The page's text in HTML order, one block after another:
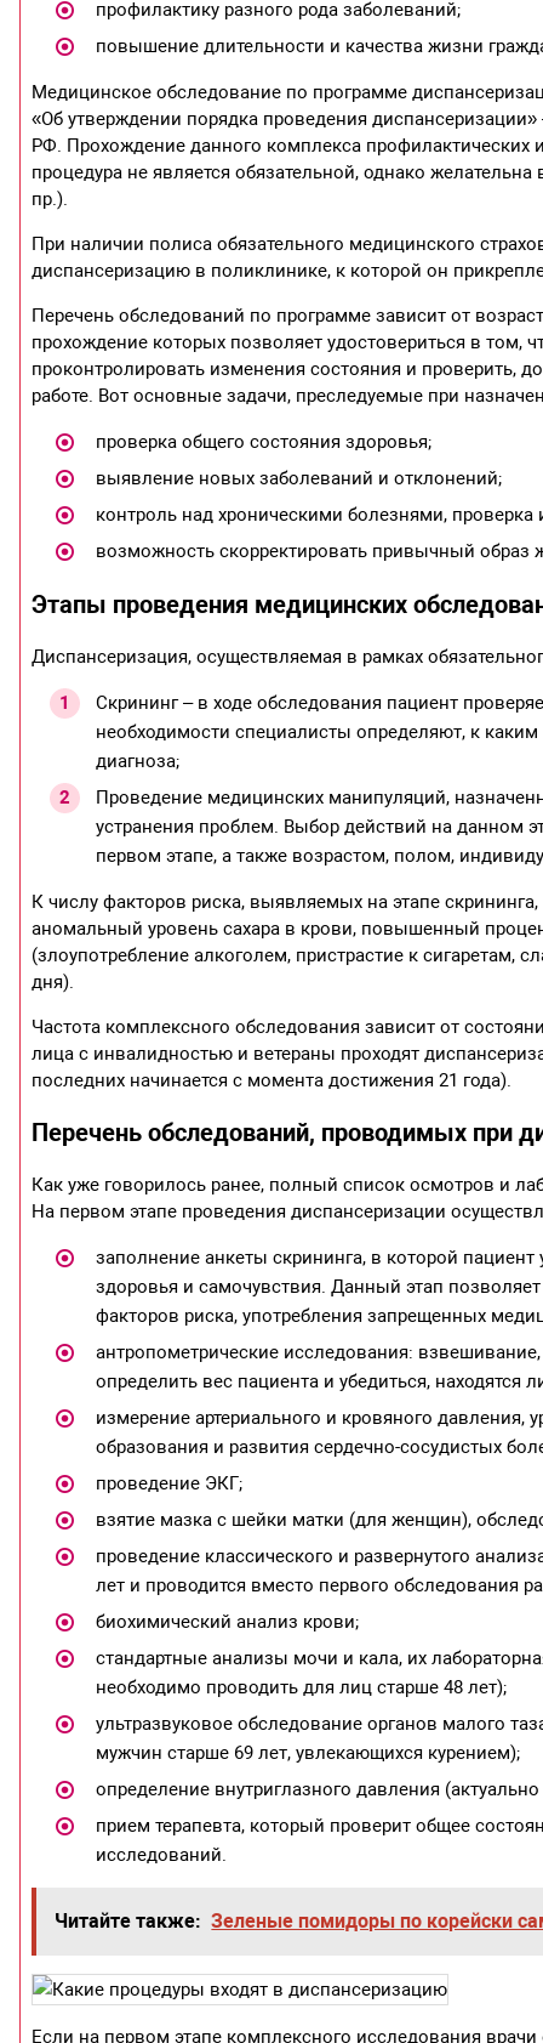
профилактику разного рода заболеваний;
повышение длительности и качества жизни
Медицинское обследование по программе
«Об утверждении порядка проведения
РФ. Прохождение данного комплекса
процедура не является обязательной, однако
пр.).
При наличии полиса обязательного медицинского
диспансеризацию в поликлинике, к которой он
Перечень обследований по программе зависит от
прохождение которых позволяет удостовериться в том,
проконтролировать изменения состояния и проверить,
работе. Вот основные задачи, преследуемые при
проверка общего состояния здоровья;
выявление новых заболеваний и отклонений;
контроль над хроническими болезнями, проверка
возможность скорректировать привычный образ
Этапы проведения медицинских
Диспансеризация, осуществляемая в рамках
Скрининг – в ходе обследования пациент
необходимости специалисты определяют, к
диагноза;
Проведение медицинских манипуляций,
устранения проблем. Выбор действий на данном
первом этапе, а также возрастом, полом,
К числу факторов риска, выявляемых на этапе
аномальный уровень сахара в крови, повышенный
(злоупотребление алкоголем, пристрастие к сигаретам,
дня).
Частота комплексного обследования зависит от
лица с инвалидностью и ветераны проходят
последних начинается с момента достижения 21 года).
Перечень обследований, проводимых при
Как уже говорилось ранее, полный список осмотров и
На первом этапе проведения диспансеризации
заполнение анкеты скрининга, в которой
здоровья и самочувствия. Данный этап
факторов риска, употребления запрещенных
антропометрические исследования:
определить вес пациента и убедиться,
измерение артериального и кровяного давления,
образования и развития сердечно-сосудистых
проведение ЭКГ;
взятие мазка с шейки матки (для женщин),
проведение классического и развернутого
лет и проводится вместо первого обследования
биохимический анализ крови;
стандартные анализы мочи и кала, их
необходимо проводить для лиц старше 48 лет);
ультразвуковое обследование органов малого
мужчин старше 69 лет, увлекающихся курением);
определение внутриглазного давления
прием терапевта, который проверит общее
исследований.
Читайте также: Зеленые помидоры по корейски
Если на первом этапе комплексного исследования